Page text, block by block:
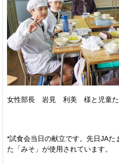
女性部長 岩見 利美 様と児童た
*試食会当日の献立です。先日JA
た「みそ」が使用されています。